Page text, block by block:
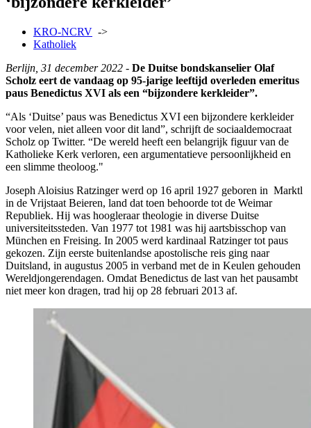
KRO-NCRV ->
Katholiek
Berlijn, 31 december 2022 - De Duitse bondskanselier Olaf
Scholz eert de vandaag op 95-jarige leeftijd overleden emeritus
paus Benedictus XVI als een “bijzondere kerkleider”.
“Als ‘Duitse’ paus was Benedictus XVI een bijzondere kerkleider
voor velen, niet alleen voor dit land”, schrijft de sociaaldemocraat
Scholz op Twitter. “De wereld heeft een belangrijk figuur van de
Katholieke Kerk verloren, een argumentatieve persoonlijkheid en
een slimme theoloog."
Joseph Aloisius Ratzinger werd op 16 april 1927 geboren in Marktl
in de Vrijstaat Beieren, land dat toen behoorde tot de Weimar
Republiek. Hij was hoogleraar theologie in diverse Duitse
universiteitssteden. Van 1977 tot 1981 was hij aartsbisschop van
München en Freising. In 2005 werd kardinaal Ratzinger tot paus
gekozen. Zijn eerste buitenlandse apostolische reis ging naar
Duitsland, in augustus 2005 in verband met de in Keulen gehouden
Wereldjongerendagen. Omdat Benedictus de last van het pausambt
niet meer kon dragen, trad hij op 28 februari 2013 af.